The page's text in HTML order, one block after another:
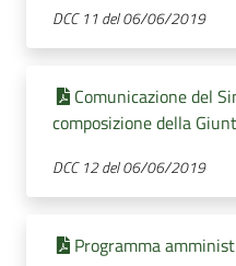
DCC 11 del 06/06/2019
Comunicazione del
composizione della
DCC 12 del 06/06/2019
Programma